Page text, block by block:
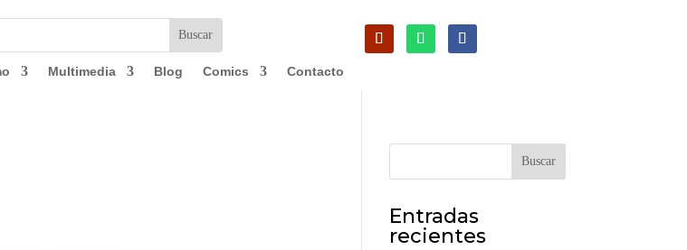
Multimedia Blog Comics Contacto
Buscar
Entradas
recientes